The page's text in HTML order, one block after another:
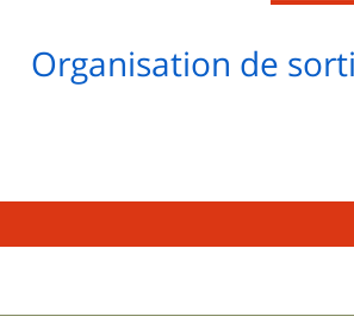
Organisation de